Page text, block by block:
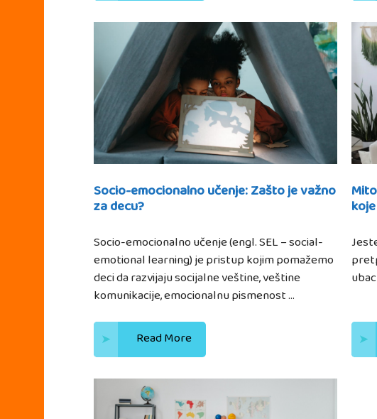
Socio-emocionalno učenje: Zašto je važno
za decu?
Socio-emocionalno učenje (engl. SEL – social-
emotional learning) je pristup kojim pomažemo
deci da razvijaju socijalne veštine, veštine
komunikacije, emocionalnu pismenost …
Read More